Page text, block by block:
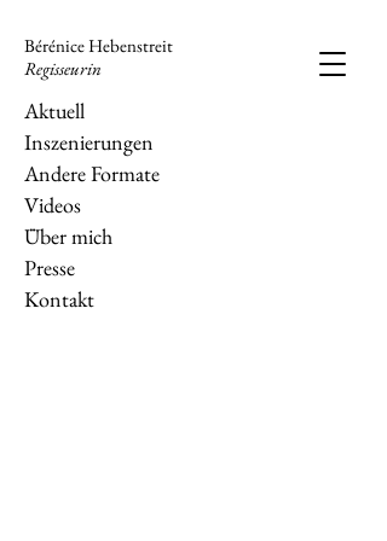
Bérénice Hebenstreit
Regisseurin
Aktuell
Inszenierungen
Andere Formate
Videos
Über mich
Presse
Kontakt